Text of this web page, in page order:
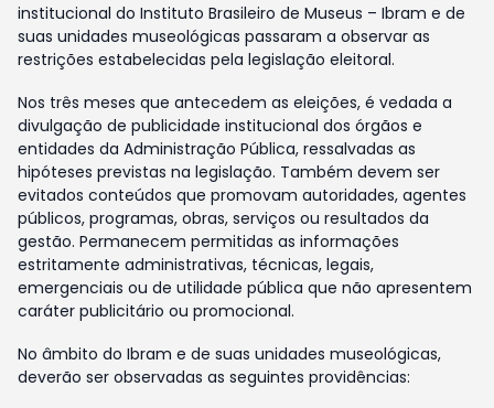
institucional do Instituto Brasileiro de Museus – Ibram e de
suas unidades museológicas passaram a observar as
restrições estabelecidas pela legislação eleitoral.
Nos três meses que antecedem as eleições, é vedada a
divulgação de publicidade institucional dos órgãos e
entidades da Administração Pública, ressalvadas as
hipóteses previstas na legislação. Também devem ser
evitados conteúdos que promovam autoridades, agentes
públicos, programas, obras, serviços ou resultados da
gestão. Permanecem permitidas as informações
estritamente administrativas, técnicas, legais,
emergenciais ou de utilidade pública que não apresentem
caráter publicitário ou promocional.
No âmbito do Ibram e de suas unidades museológicas,
deverão ser observadas as seguintes providências: